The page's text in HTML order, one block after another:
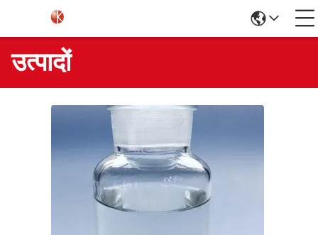
उत्पादों